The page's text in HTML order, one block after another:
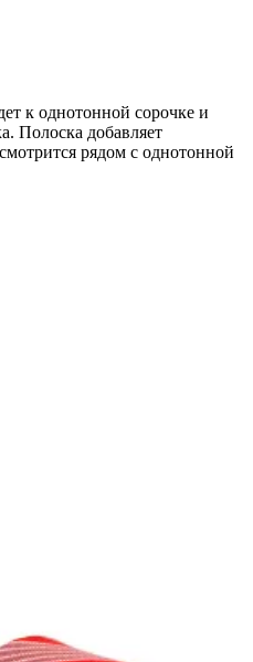
к однотонной сорочке и
Полоска добавляет
рядом с однотонной